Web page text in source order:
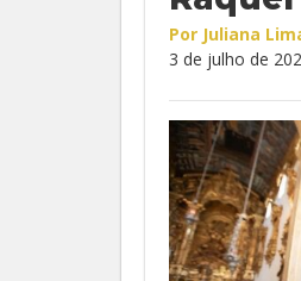
Por Juliana
3 de julho de